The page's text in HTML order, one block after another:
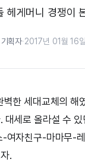
헤게머니 경쟁이
획자·2017년 01월 16
한 세대교체의 해
대세로 올라설 수 있
-여자친구-마마무-
.